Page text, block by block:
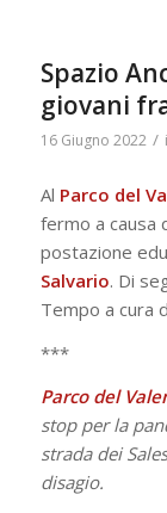
Spazio
giovani
16 Giugno 2022 /
Al Parco del
fermo a causa
postazione
Salvario. Di
Tempo a cura
***
Parco del
stop per la
strada dei
disagio.